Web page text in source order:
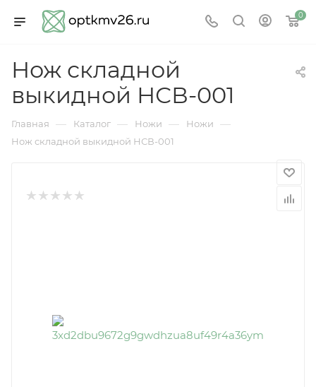
0
Нож складной
выкидной НСВ-001
Главная — Каталог — Ножи — Ножи —
Нож складной выкидной НСВ-001